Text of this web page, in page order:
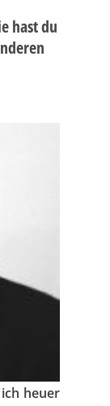
hast du
heuer